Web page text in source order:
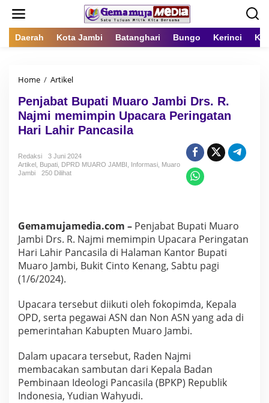
Daerah Kota Jambi Batanghari Bungo Kerinci
Home / Artikel
n
j
a
t
B
M
u
a
r
m
b
i
s
.
R
.
Penjabat Bupati Muaro Jambi Drs. R.
Najmi memimpin Upacara Peringatan
Hari Lahir Pancasila
Redaksi
3 Juni 2024
Artikel Bupati DPRD MUARO JAMBI Informasi Muaro
Jambi
250 Dilihat
Gemamujamedia.com – Penjabat Bupati Muaro
Jambi Drs. R. Najmi memimpin Upacara Peringatan
Hari Lahir Pancasila di Halaman Kantor Bupati
Muaro Jambi, Bukit Cinto Kenang, Sabtu pagi
(1/6/2024).
Upacara tersebut diikuti oleh fokopimda, Kepala
OPD, serta pegawai ASN dan Non ASN yang ada di
pemerintahan Kabupten Muaro Jambi.
Dalam upacara tersebut, Raden Najmi
membacakan sambutan dari Kepala Badan
Pembinaan Ideologi Pancasila (BPKP) Republik
Indonesia, Yudian Wahyudi.